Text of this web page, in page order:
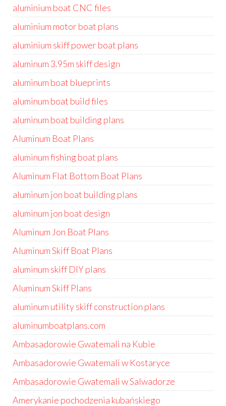
aluminium boat CNC files
aluminium motor boat plans
aluminium skiff power boat plans
aluminum 3.95m skiff design
aluminum boat blueprints
aluminum boat build files
aluminum boat building plans
Aluminum Boat Plans
aluminum fishing boat plans
Aluminum Flat Bottom Boat Plans
aluminum jon boat building plans
aluminum jon boat design
Aluminum Jon Boat Plans
Aluminum Skiff Boat Plans
aluminum skiff DIY plans
Aluminum Skiff Plans
aluminum utility skiff construction plans
aluminumboatplans.com
Ambasadorowie Gwatemali na Kubie
Ambasadorowie Gwatemali w Kostaryce
Ambasadorowie Gwatemali w Salwadorze
Amerykanie pochodzenia kubańskiego